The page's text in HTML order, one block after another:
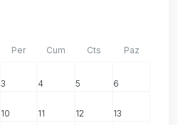
Per Cum Cts Paz
3 4 5 6
10 11 12 13